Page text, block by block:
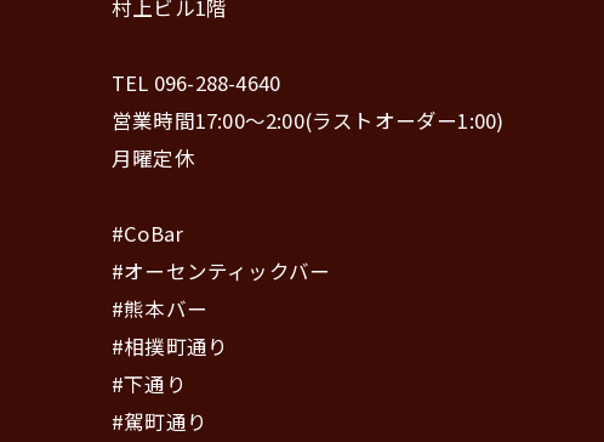
村上ビル1階
TEL 096-288-4640
営業時間17:00〜2:00(ラストオーダー1:00)
月曜定休
#CoBar
#オーセンティックバー
#熊本バー
#相撲町通り
#下通り
#駕町通り